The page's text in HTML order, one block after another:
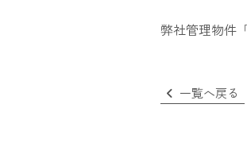
弊社管理物件
一覧へ戻る